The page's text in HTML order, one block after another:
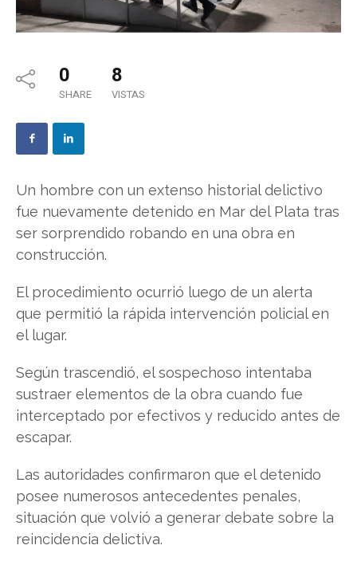
0
SHARE
8
VISTAS
Un hombre con un extenso historial delictivo
fue nuevamente detenido en Mar del Plata tras
ser sorprendido robando en una obra en
construcción.
El procedimiento ocurrió luego de un alerta
que permitió la rápida intervención policial en
el lugar.
Según trascendió, el sospechoso intentaba
sustraer elementos de la obra cuando fue
interceptado por efectivos y reducido antes de
escapar.
Las autoridades confirmaron que el detenido
posee numerosos antecedentes penales,
situación que volvió a generar debate sobre la
reincidencia delictiva.